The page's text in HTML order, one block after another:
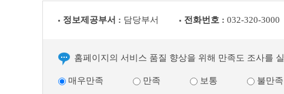
정보제공부서 : 담당부서 전화번호 : 032-320-3000
홈페이지의 서비스 품질 향상을 위해 만족도 조사를
매우만족 만족 보통 불만족